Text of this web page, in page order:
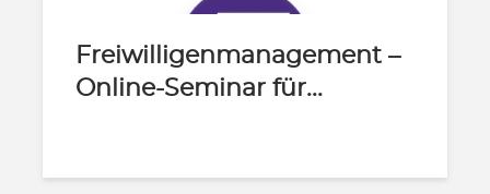
Freiwilligenmanagement –
Online-Seminar für...